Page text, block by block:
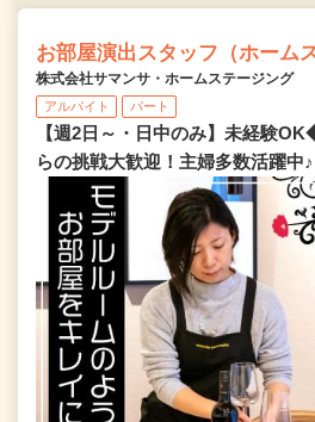
お部屋演出スタッフ（ホーム
株式会社サマンサ・ホームステージング
アルバイト パート
【週2日～・日中のみ】未経験
らの挑戦大歓迎！主婦多数活躍中